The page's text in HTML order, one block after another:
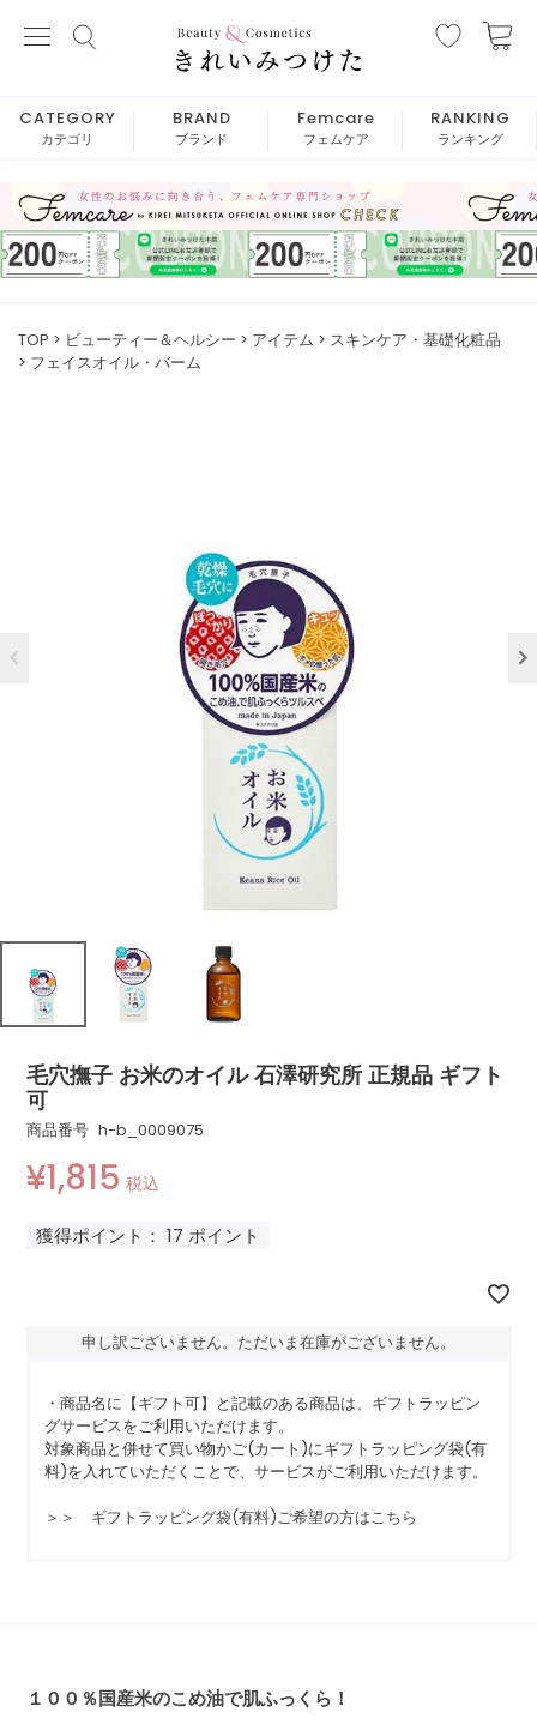
CATEGORY
カテゴリ
BRAND
ブランド
Femcare
フェムケア
RANKING
ランキング
TOP ビューティー＆ヘルシー アイテム
スキンケア・基礎化粧品
フェイスオイル・バーム
毛穴撫子 お米のオイル 石澤研究所 正規品 ギフト
可
商品番号 h-b_0009075
¥1,815 税込
獲得ポイント： 17 ポイント
申し訳ございません。ただいま在庫がございません。
・商品名に【ギフト可】と記載のある商品は、ギフトラッピン
グサービスをご利用いただけます。
対象商品と併せて買い物かご(カート)にギフトラッピング袋(有
料)を入れていただくことで、サービスがご利用いただけます。
＞＞ ギフトラッピング袋(有料)ご希望の方はこちら
１００％国産米のこめ油で肌ふっくら！